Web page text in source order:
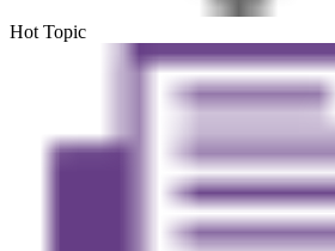
Hot Topic